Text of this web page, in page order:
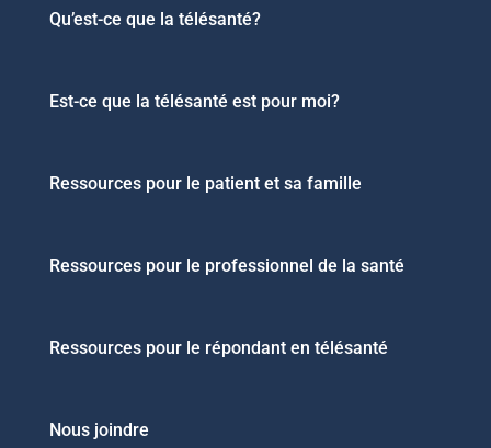
Qu’est-ce que la télésanté?
Est-ce que la télésanté est pour moi?
Ressources pour le patient et sa famille
Ressources pour le professionnel de la santé
Ressources pour le répondant en télésanté
Nous joindre